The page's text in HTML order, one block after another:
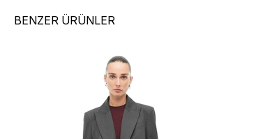
BENZER ÜRÜNLER